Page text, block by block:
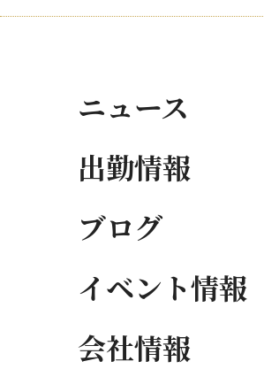
ニュース
出勤情報
ブログ
イベント情報
会社情報